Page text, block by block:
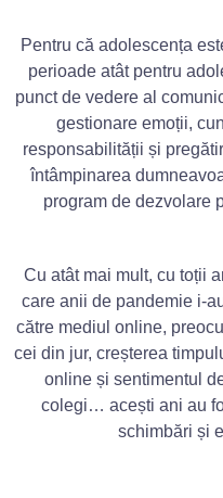
Pentru că adolescența
perioade atât pentru
punct de vedere al
gestionare emoții,
responsabilității și
întâmpinarea
program de dezvolare
Cu atât mai mult, cu toții
care anii de pandemie i-
către mediul online,
cei din jur, creșterea
online și sentimentul
colegi… acești ani au
schimbări și